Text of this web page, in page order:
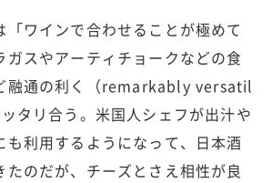
ワインで合わせることが極めて
ガスやアーティチョークなどの食
融通の利く（remarkably versatil
タリ合う。米国人シェフが出汁や
も利用するようになって、日本酒
たのだが、チーズとさえ相性が良